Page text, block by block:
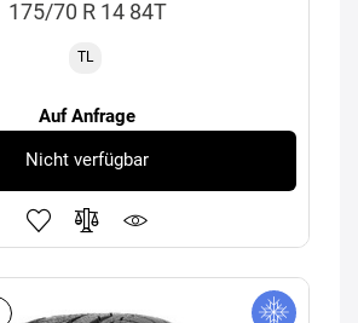
175/70 R 14 84T
TL
Auf Anfrage
Nicht verfügbar